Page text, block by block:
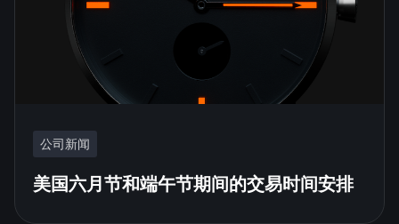
公司新闻
美国六月节和端午节期间的交易时间安排